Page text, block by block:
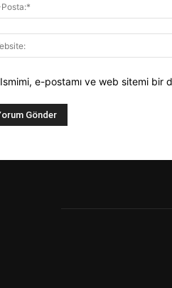
Ismimi, e-postamı ve web sitemi bir